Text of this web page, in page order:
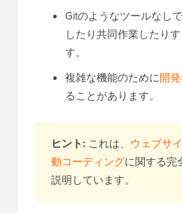
Gitのようなツールなし
したり共同作業したり
す。
複雑な機能のために開
ることがあります。
ヒント: これは、 ウェブサ
動コーディングに関する完
説明しています。